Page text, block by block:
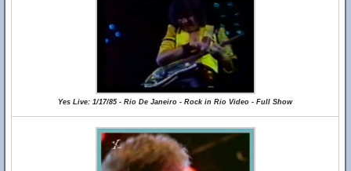
Yes Live: 1/17/85 - Rio De Janeiro - Rock in Rio Video - Full Show